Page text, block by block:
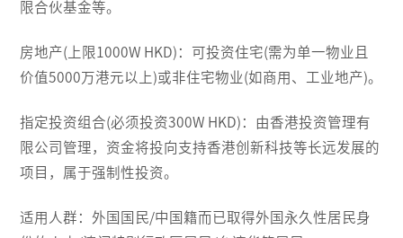
限合伙基金等。
房地产(上限1000W HKD)：可投资住宅(需为单一物业且
价值5000万港元以上)或非住宅物业(如商用、工业地产)。
指定投资组合(必须投资300W HKD)：由香港投资管理有
限公司管理，资金将投向支持香港创新科技等长远发展的
项目，属于强制性投资。
适用人群：外国国民/中国籍而已取得外国永久性居民身